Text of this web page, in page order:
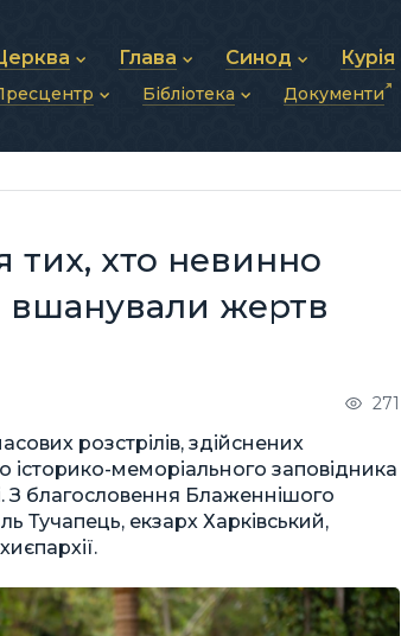
УГКЦ
УГКЦ
Глава
Блаженніший Святослав
Фотографії
Синод
Синод Єпископів
Митрополичі Синоди
Курія
та відео
новин (2013–2022)
Бібліотека
Молитви
Документи
тих, хто невинно
вшанували жертв
271
розстрілів, здійснених
історико-меморіального заповідника
З благословення Блаженнішого
Тучапець, екзарх Харківський,